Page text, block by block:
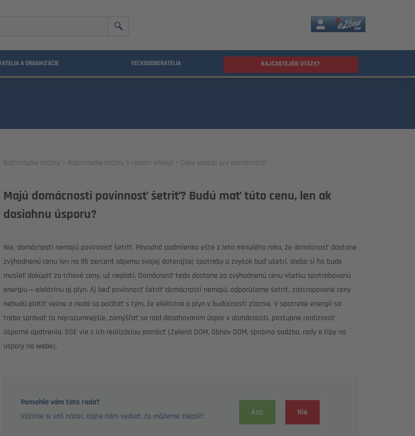
eZóna
A ORGANIZÁCIE VEĽKOODBERATELIA NAJČASTEJŠIE OTÁZKY
Najčastejšie otázky Najčastejšie otázky k cenám energií Ceny energií pre domácnosti
Majú domácnosti povinnosť šetriť? Budú mať túto cenu, len ak
dosiahnu úsporu?
Nie, domácnosti nemajú povinnosť šetriť. Pôvodná podmienka ešte z leta minulého roka, že domácnosť dostane
zvýhodnenú cenu len na 85 percent objemu svojej doterajšej spotreby a zvyšok buď ušetrí, alebo si ho bude
musieť dokúpiť za trhové ceny, už neplatí. Domácnosť teda dostane za zvýhodnenú cenu všetku spotrebovanú
energiu – elektrinu aj plyn. Aj keď povinnosť šetriť domácnosti nemajú, odporúčame šetriť, zastropované ceny
nebudú platiť večne a nedá sa počítať s tým, že elektrina a plyn v budúcnosti zlacnie. V spotrebe energií sa
treba správať čo najrozumnejšie, zamýšľať sa nad dosahovaním úspor v domácnosti, postupne realizovať
úsporné opatrenia. SSE vie s ich realizáciou pomôcť (Zelená DOM, Obnov DOM, správna sadzba, rady a tipy na
úspory na webe).
Pomohla vám táto rada?
Vážime si váš názor, dajte nám vedieť, čo môžeme zlepšiť.
Áno Nie